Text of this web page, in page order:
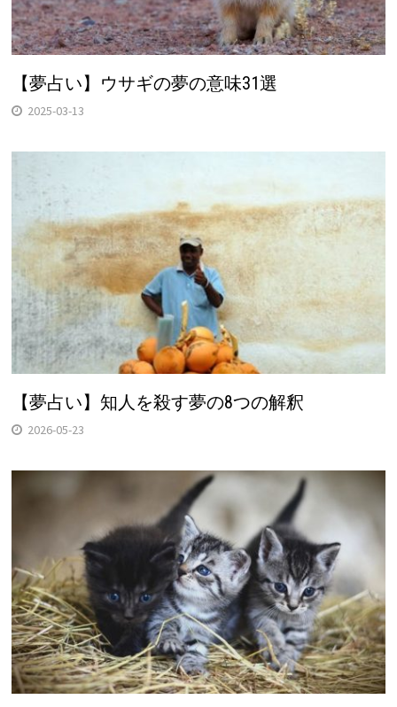
【夢占い】ウサギの夢の意味31選
2025-03-13
【夢占い】知人を殺す夢の8つの解釈
2026-05-23